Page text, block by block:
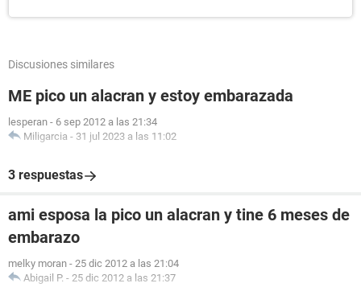
Discusiones similares
ME pico un alacran y estoy embarazada
lesperan - 6 sep 2012 a las 21:34
Miligarcia - 31 jul 2023 a las 11:02
3 respuestas
ami esposa la pico un alacran y tine 6 meses de
embarazo
melky moran - 25 dic 2012 a las 21:04
Abigail P. - 25 dic 2012 a las 21:37